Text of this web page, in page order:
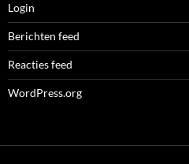
Login
Berichten feed
Reacties feed
WordPress.org